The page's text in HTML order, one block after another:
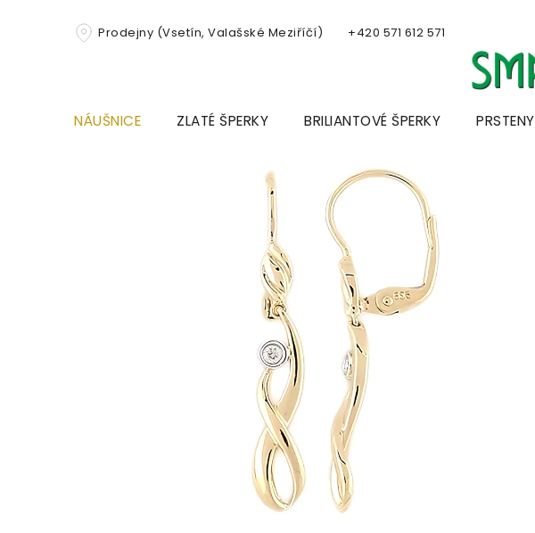
Prodejny (Vsetín, Valašské Meziříčí) +420 571 612 571
NÁUŠNICE ZLATÉ ŠPERKY BRILIANTOVÉ ŠPERKY PRSTENY